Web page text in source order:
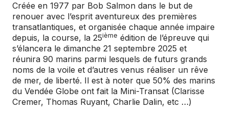
Créée en 1977 par Bob Salmon dans le but de
renouer avec l’esprit aventureux des premières
transatlantiques, et organisée chaque année impaire
depuis, la course, la 25ième édition de l’épreuve qui
s’élancera le dimanche 21 septembre 2025 et
réunira 90 marins parmi lesquels de futurs grands
noms de la voile et d’autres venus réaliser un rêve
de mer, de liberté. Il est à noter que 50% des marins
du Vendée Globe ont fait la Mini-Transat (Clarisse
Cremer, Thomas Ruyant, Charlie Dalin, etc …)